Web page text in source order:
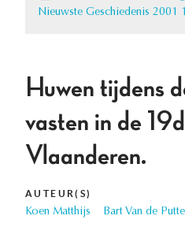
Nieuwste Geschiedenis 2001
Huwen tijdens
vasten in de
Vlaanderen.
AUTEUR(S)
Koen Matthijs Bart Van de Putte